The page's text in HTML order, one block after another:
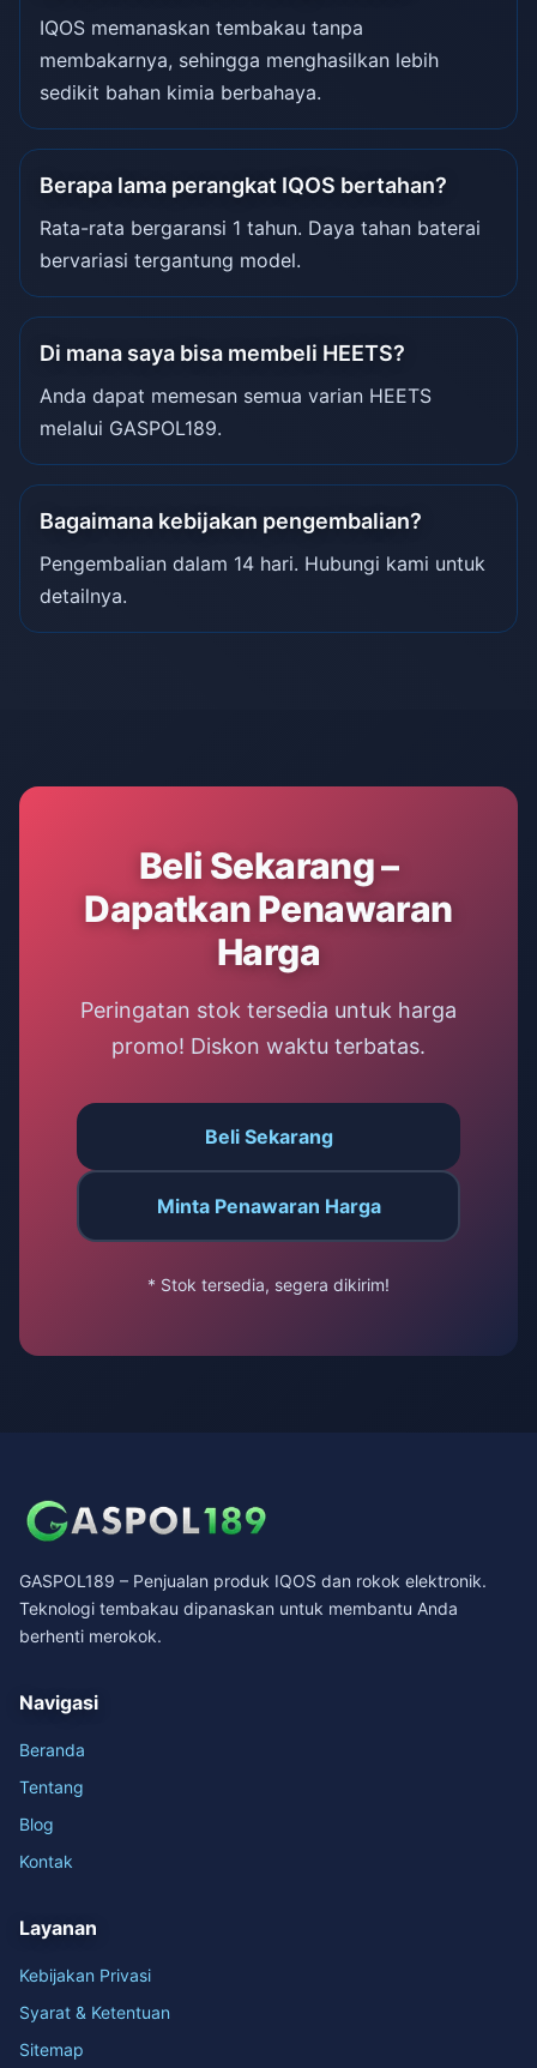
IQOS memanaskan tembakau tanpa
membakarnya, sehingga menghasilkan lebih
sedikit bahan kimia berbahaya.
Berapa lama perangkat IQOS bertahan?
Rata-rata bergaransi 1 tahun. Daya tahan baterai
bervariasi tergantung model.
Di mana saya bisa membeli HEETS?
Anda dapat memesan semua varian HEETS
melalui GASPOL189.
Bagaimana kebijakan pengembalian?
Pengembalian dalam 14 hari. Hubungi kami untuk
detailnya.
Beli Sekarang –
Dapatkan Penawaran
Harga
Peringatan stok tersedia untuk harga
promo! Diskon waktu terbatas.
Beli Sekarang
Minta Penawaran Harga
* Stok tersedia, segera dikirim!
GASPOL189 – Penjualan produk IQOS dan rokok elektronik.
Teknologi tembakau dipanaskan untuk membantu Anda
berhenti merokok.
Navigasi
Beranda
Tentang
Blog
Kontak
Layanan
Kebijakan Privasi
Syarat & Ketentuan
Sitemap